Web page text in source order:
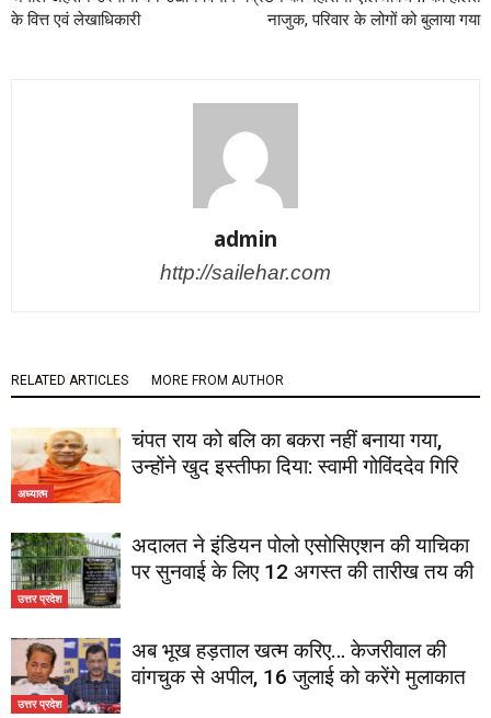
के वित्त एवं लेखाधिकारी
नाजुक, परिवार के लोगों को बुलाया गया
admin
http://sailehar.com
RELATED ARTICLES MORE FROM AUTHOR
अध्यात्म
चंपत राय को बलि का बकरा नहीं बनाया गया,
उन्होंने खुद इस्तीफा दिया: स्वामी गोविंददेव गिरि
उत्तर प्रदेश
अदालत ने इंडियन पोलो एसोसिएशन की याचिका
पर सुनवाई के लिए 12 अगस्त की तारीख तय की
उत्तर प्रदेश
अब भूख हड़ताल खत्म करिए… केजरीवाल की
वांगचुक से अपील, 16 जुलाई को करेंगे मुलाकात